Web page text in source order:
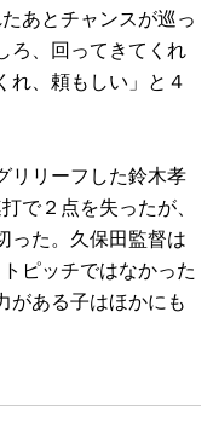
あとチャンスが巡っ
ろ、回ってきてくれ
れ、頼もしい」と４
リリーフした鈴木孝
で２点を失ったが、
った。久保田監督は
ピッチではなかった
がある子はほかにも